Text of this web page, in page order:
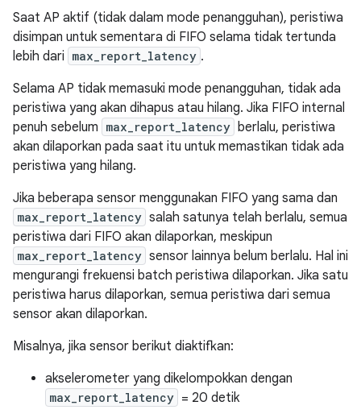
Saat AP aktif (tidak dalam mode penangguhan), peristiwa
disimpan untuk sementara di FIFO selama tidak tertunda
lebih dari max_report_latency .
Selama AP tidak memasuki mode penangguhan, tidak ada
peristiwa yang akan dihapus atau hilang. Jika FIFO internal
penuh sebelum max_report_latency berlalu, peristiwa
akan dilaporkan pada saat itu untuk memastikan tidak ada
peristiwa yang hilang.
Jika beberapa sensor menggunakan FIFO yang sama dan
max_report_latency salah satunya telah berlalu, semua
peristiwa dari FIFO akan dilaporkan, meskipun
max_report_latency sensor lainnya belum berlalu. Hal ini
mengurangi frekuensi batch peristiwa dilaporkan. Jika satu
peristiwa harus dilaporkan, semua peristiwa dari semua
sensor akan dilaporkan.
Misalnya, jika sensor berikut diaktifkan:
akselerometer yang dikelompokkan dengan
max_report_latency = 20 detik